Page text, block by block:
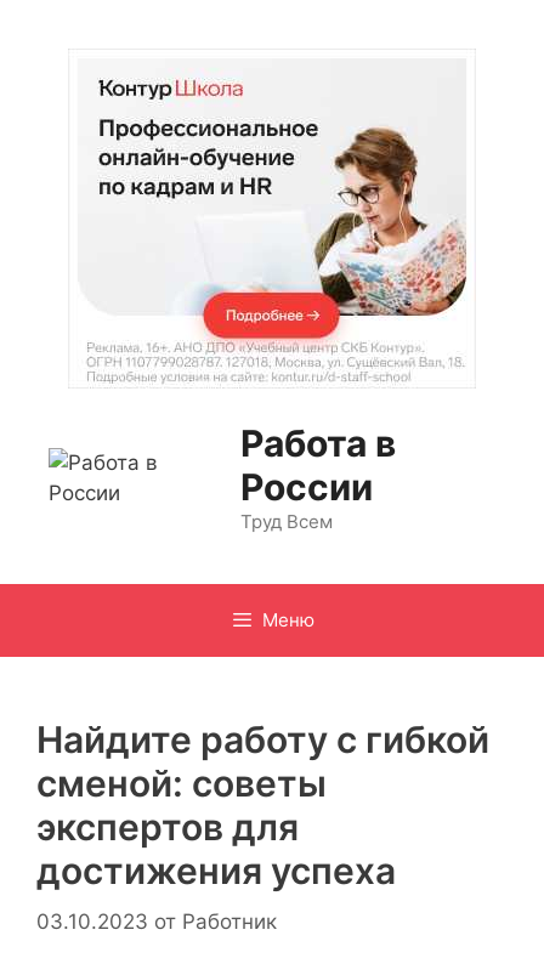
содержимому
Работа в
России
Труд Всем
Меню
Найдите работу с гибкой
сменой: советы
экспертов для
достижения успеха
03.10.2023 от Работник